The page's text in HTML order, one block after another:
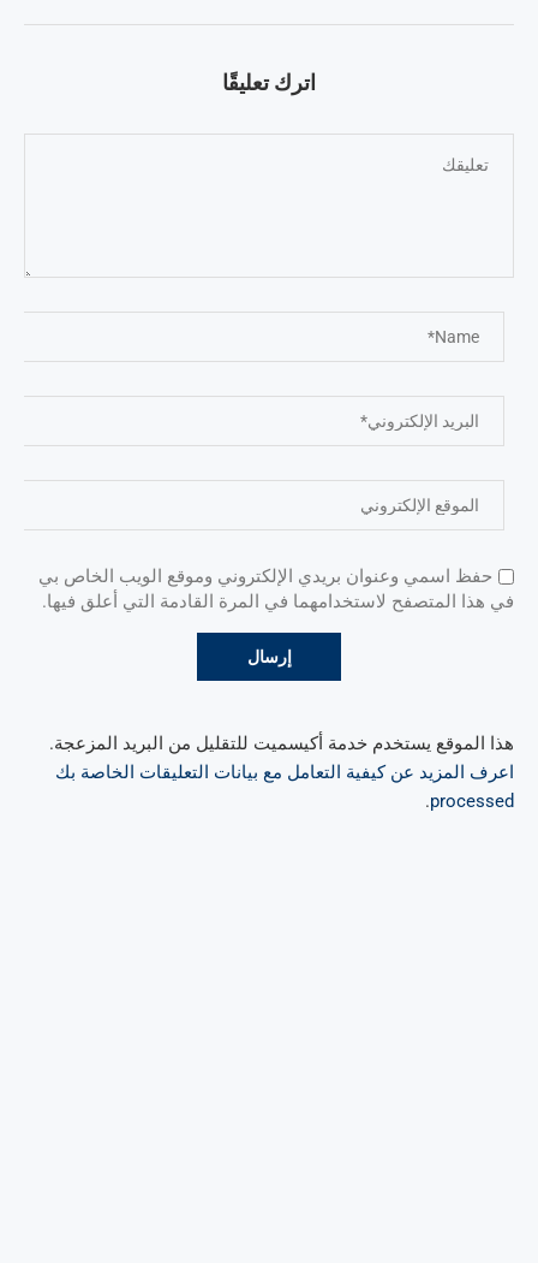
اترك تعليقًا
حفظ اسمي وعنوان بريدي الإلكتروني وموقع الويب الخاص بي
في هذا المتصفح لاستخدامهما في المرة القادمة التي أعلق فيها.
هذا الموقع يستخدم خدمة أكيسميت للتقليل من البريد المزعجة.
اعرف المزيد عن كيفية التعامل مع بيانات التعليقات الخاصة بك
processed
.